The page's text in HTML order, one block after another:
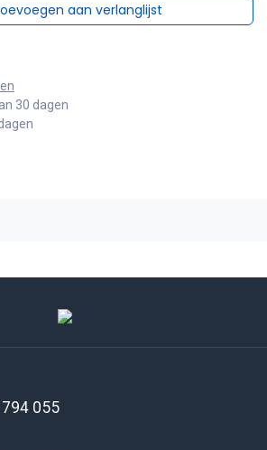
aan verlanglijst
30 dagen
055